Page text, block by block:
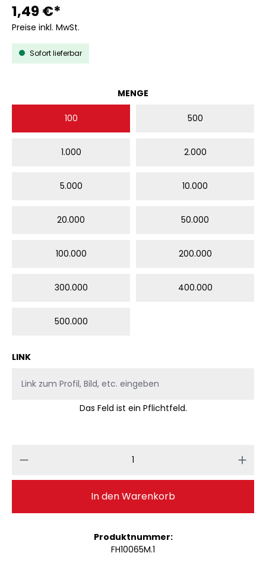
1,49 €*
Preise inkl. MwSt.
Sofort lieferbar
MENGE
100 500
1.000 2.000
5.000 10.000
20.000 50.000
100.000 200.000
300.000 400.000
500.000
LINK
Das Feld ist ein Pflichtfeld.
Produkt Anzahl: Gib den
In den Warenkorb
Produktnummer:
FH10065M.1